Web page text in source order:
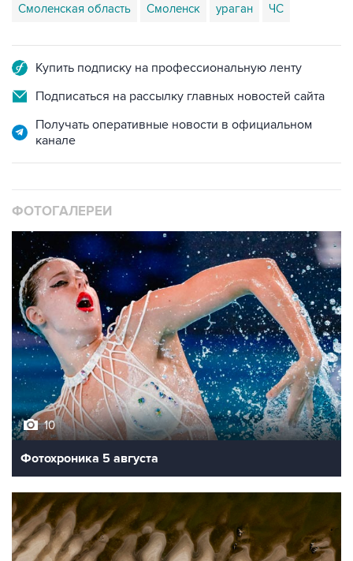
Смоленская область Смоленск ураган ЧС
Купить подписку на профессиональную ленту
Подписаться на рассылку главных новостей сайта
Получать оперативные новости в официальном
канале
ФОТОГАЛЕРЕИ
10
Фотохроника 5 августа